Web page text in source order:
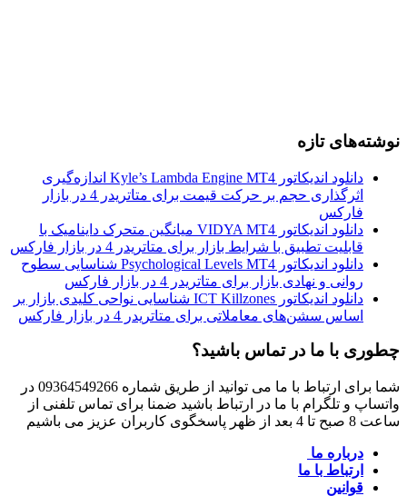
نوشته‌های تازه
دانلود اندیکاتور Kyle’s Lambda Engine MT4 اندازه‌گیری
اثرگذاری حجم بر حرکت قیمت برای متاتریدر 4 در بازار
فارکس
دانلود اندیکاتور VIDYA MT4 میانگین متحرک داینامیک با
قابلیت تطبیق با شرایط بازار برای متاتریدر 4 در بازار فارکس
دانلود اندیکاتور Psychological Levels MT4 شناسایی سطوح
روانی و نهادی بازار برای متاتریدر 4 در بازار فارکس
دانلود اندیکاتور ICT Killzones شناسایی نواحی کلیدی بازار بر
اساس سشن‌های معاملاتی برای متاتریدر 4 در بازار فارکس
چطوری با ما در تماس باشید؟
شما برای ارتباط با ما می توانید از طریق شماره 09364549266 در
واتساپ و تلگرام با ما در ارتباط باشید ضمنا برای تماس تلفنی از
ساعت 8 صبح تا 4 بعد از ظهر پاسخگوی کاربران عزیز می باشیم
درباره ما
ارتباط با ما
قوانین